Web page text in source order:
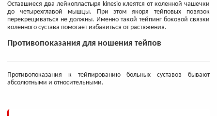
Оставшиеся два лейкопластыря kinesio клеятся от коленной чашечки
до четырехглавой мышцы. При этом якоря тейповых повязок
перекрещиваться не должны. Именно такой тейпинг боковой связки
коленного сустава помогает избавиться от растяжения.
Противопоказания для ношения тейпов
Противопоказания к тейпированию больных суставов бывают
абсолютными и относительными.